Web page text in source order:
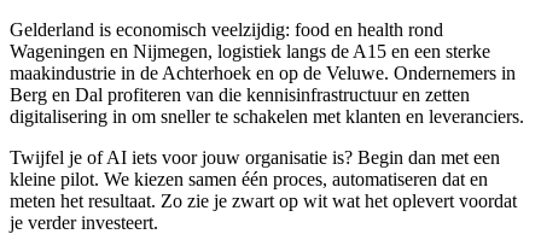
Gelderland is economisch veelzijdig: food en health rond
Wageningen en Nijmegen, logistiek langs de A15 en een sterke
maakindustrie in de Achterhoek en op de Veluwe. Ondernemers in
Berg en Dal profiteren van die kennisinfrastructuur en zetten
digitalisering in om sneller te schakelen met klanten en leveranciers.
Twijfel je of AI iets voor jouw organisatie is? Begin dan met een
kleine pilot. We kiezen samen één proces, automatiseren dat en
meten het resultaat. Zo zie je zwart op wit wat het oplevert voordat
je verder investeert.